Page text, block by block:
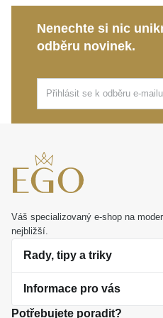
potěší blízkou osobu, nebo
pro vás. S grácií doplní jak
Nenechte si nic
odběru novinek.
Váš specializovaný e-shop na
nejbližší.
Rady, tipy a triky
O perlách
Informace pro vás
Potřebujete poradit?